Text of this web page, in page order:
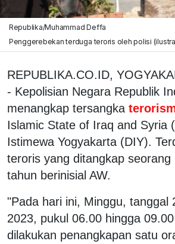
Republika/Muhammad Deffa
Penggerebekan terduga teroris oleh polisi
REPUBLIKA.CO.ID,
- Kepolisian Negara Republik
menangkap tersangka
Islamic State of Iraq and Syria
Istimewa Yogyakarta (DIY).
teroris yang ditangkap seorang
tahun berinisial AW.
"Pada hari ini, Minggu, tanggal
2023, pukul 06.00 hingga
dilakukan penangkapan satu